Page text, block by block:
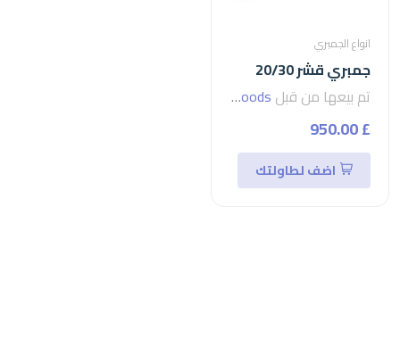
انواع الجمبري
جمبري قشر 20/30
تم بيعها من قبل seven foods
£ 950.00
اضف لطاولتك